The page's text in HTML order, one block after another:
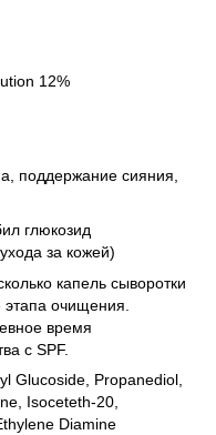
12%
поддержание сияния,
глюкозид
за кожей)
капель сыворотки
очищения.
время
с SPF.
Glucoside, Propanediol,
Isoceteth-20,
Diamine